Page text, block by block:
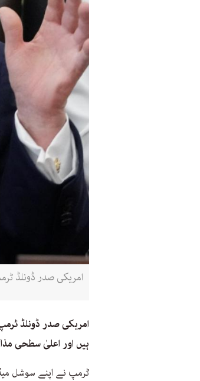
امریکی صدر ڈونلڈ ٹرمپ 10 جون 2026 کو وائٹ ہاؤس میں ایک تقریب کے دوران صحافیوں سے بات کر رہے
امریکی صدر ڈونلڈ
ہیں اور اعلیٰ سطحی
ٹرمپ نے اپنے سوشل